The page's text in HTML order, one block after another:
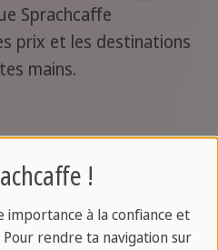
Sprachcaffe
prix et les destinations
mains.
!
importance à la confiance et
rendre ta navigation sur